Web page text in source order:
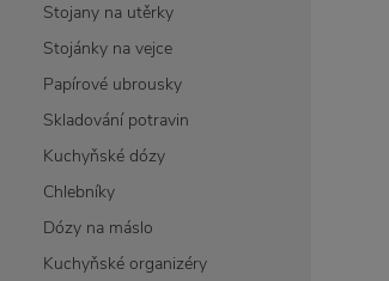
Stojany na utěrky
Stojánky na vejce
Papírové ubrousky
Skladování potravin
Kuchyňské dózy
Chlebníky
Dózy na máslo
Kuchyňské organizéry